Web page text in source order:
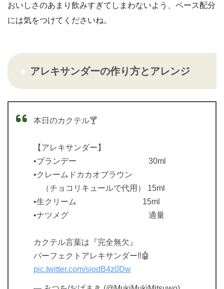
おいしさのあまり飲みすぎてしまわないよう、ペース配分
には気をつけてくださいね。
アレキサンダーの作り方とアレンジ
本日のカクテル🍸
【アレキサンダー】
•ブランデー 30ml
•クレームドカカオブラウン
（チョコリキュールで代用） 15ml
•生クリーム 15ml
•ナツメグ 適量
カクテル言葉は『完全無欠』
パーフェクトアレキサンダー‼️🤖
pic.twitter.com/siodB4z0Dw